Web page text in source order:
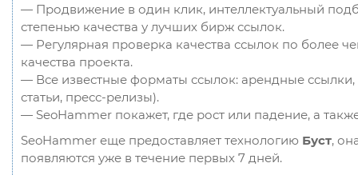
— Продвижение в один клик, интеллектуальный
степенью качества у лучших бирж ссылок.
— Регулярная проверка качества ссылок по более
качества проекта.
— Все известные форматы ссылок: арендные
статьи, пресс-релизы).
— SeoHammer покажет, где рост или падение, а
SeoHammer еще предоставляет технологию Буст,
появляются уже в течение первых 7 дней.